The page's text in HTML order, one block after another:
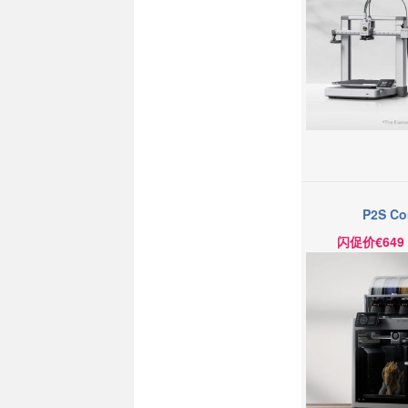
P2S
闪促价€649